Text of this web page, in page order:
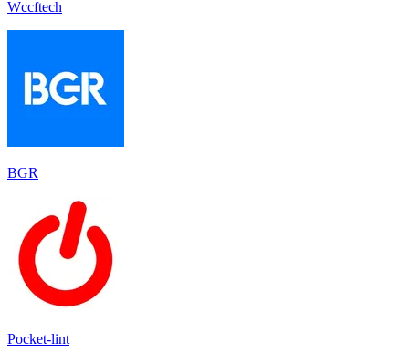
Wccftech
BGR
Pocket-lint